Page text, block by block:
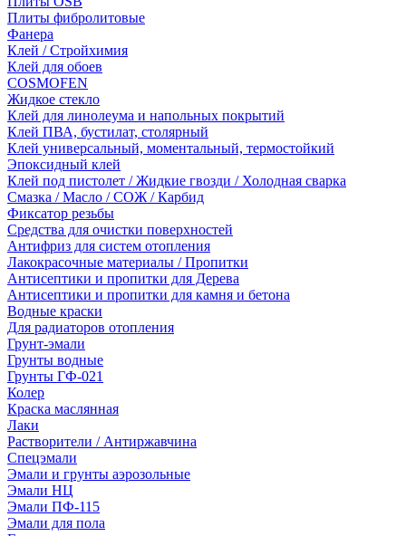
Плиты фибролитовые
Фанера
Клей / Стройхимия
Клей для обоев
COSMOFEN
Жидкое стекло
Клей для линолеума и напольных покрытий
Клей ПВА, бустилат, столярный
Клей универсальный, моментальный, термостойкий
Эпоксидный клей
Клей под пистолет / Жидкие гвозди / Холодная сварка
Смазка / Масло / СОЖ / Карбид
Фиксатор резьбы
Средства для очистки поверхностей
Антифриз для систем отопления
Лакокрасочные материалы / Пропитки
Антисептики и пропитки для Дерева
Антисептики и пропитки для камня и бетона
Водные краски
Для радиаторов отопления
Грунт-эмали
Грунты водные
Грунты ГФ-021
Колер
Краска маслянная
Лаки
Растворители / Антиржавчина
Спецэмали
Эмали и грунты аэрозольные
Эмали НЦ
Эмали ПФ-115
Эмали для пола